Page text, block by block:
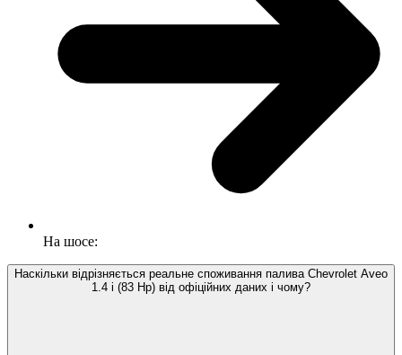
На шосе:
Наскільки відрізняється реальне споживання палива Chevrolet Aveo
1.4 i (83 Hp) від офіційних даних і чому?